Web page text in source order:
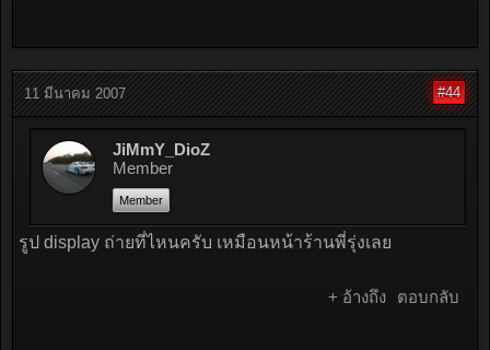
11 มีนาคม 2007 #44
JiMmY_DioZ
Member
Member
รูป display ถ่ายที่ไหนครับ เหมือนหน้าร้านพี่รุ่งเลย
+ อ้างถึง ตอบกลับ